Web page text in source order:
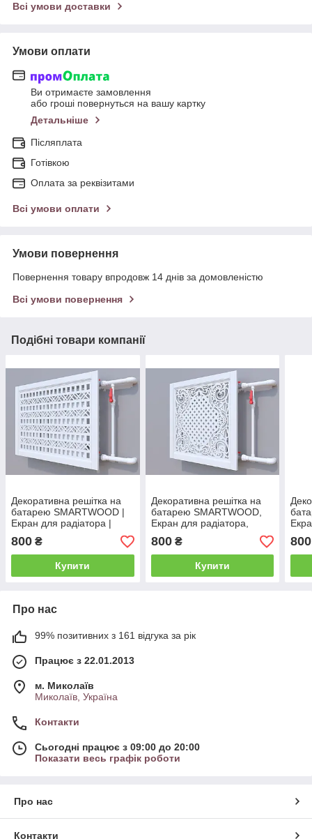
Всі умови доставки
Умови оплати
Ви отримаєте замовлення
або гроші повернуться на вашу картку
Детальніше
Післяплата
Готівкою
Оплата за реквізитами
Всі умови оплати
Умови повернення
Повернення товару впродовж 14 днів за домовленістю
Всі умови повернення
Подібні товари компанії
Декоративна решітка на
батарею SMARTWOOD |
Екран для радіатора |
Накладка на батарею
розмір 600*600
800 ₴
Купити
Декоративна решітка на
батарею SMARTWOOD,
Екран для радіатора,
Накладка на батарею
600*600
800₴
Купити
800
Про нас
99% позитивних з 161 відгука за рік
Працює з 22.01.2013
м. Миколаїв
Миколаїв, Україна
Контакти
Сьогодні працює з 09:00 до 20:00
Показати весь графік роботи
Про нас
Контакти